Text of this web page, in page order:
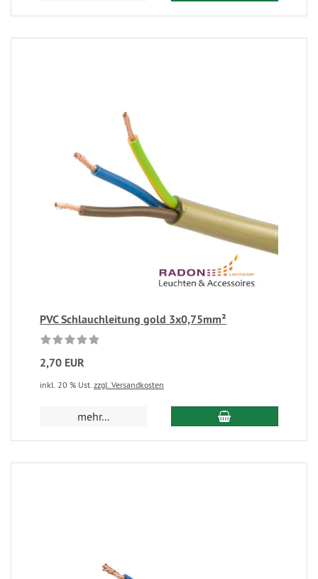
PVC Schlauchleitung gold 3x0,75mm²
2,70 EUR
inkl. 20 % Ust. zzgl. Versandkosten
mehr...